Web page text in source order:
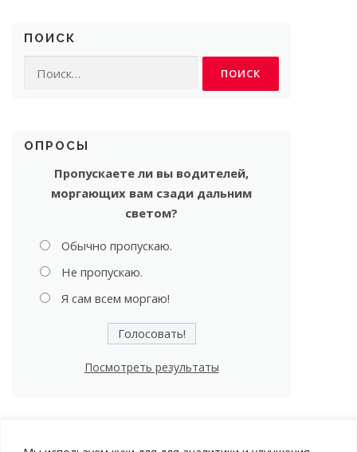
ПОИСК
ОПРОСЫ
Пропускаете ли вы водителей,
моргающих вам сзади дальним
светом?
Обычно пропускаю.
Не пропускаю.
Я сам всем моргаю!
Посмотреть результаты